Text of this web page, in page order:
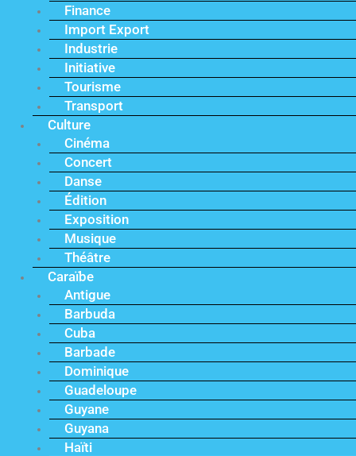
Finance
Import Export
Industrie
Initiative
Tourisme
Transport
Culture
Cinéma
Concert
Danse
Édition
Exposition
Musique
Théâtre
Caraïbe
Antigue
Barbuda
Cuba
Barbade
Dominique
Guadeloupe
Guyane
Guyana
Haïti